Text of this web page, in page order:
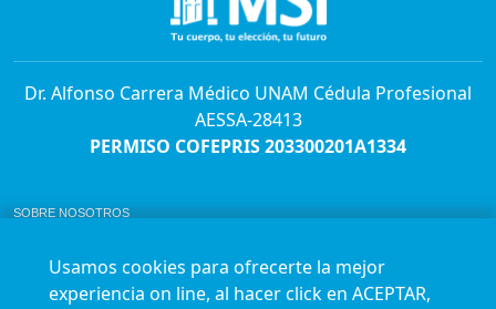
Dr. Alfonso Carrera Médico UNAM Cédula Profesional
AESSA-28413
PERMISO COFEPRIS 203300201A1334
SOBRE NOSOTROS
AVISO DE PRIVACIDAD
Horario de atención para citas e informes:
Usamos cookies para ofrecerte la mejor
experiencia on line, al hacer click en ACEPTAR,